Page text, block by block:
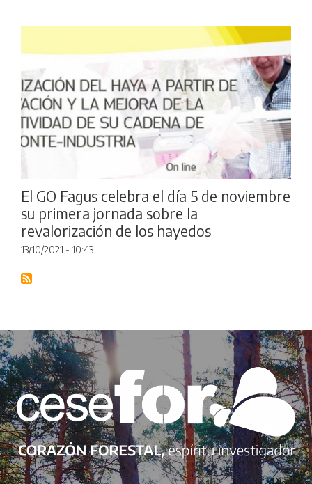
El GO Fagus celebra el día 5 de noviembre
su primera jornada sobre la
revalorización de los hayedos
13/10/2021 - 10:43